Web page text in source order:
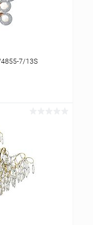
7/13S
Сравнение
В наличии